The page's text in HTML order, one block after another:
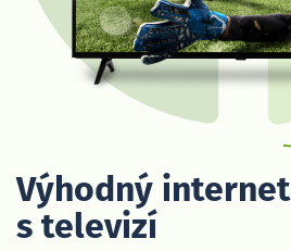
Výhodný internet
s televizí